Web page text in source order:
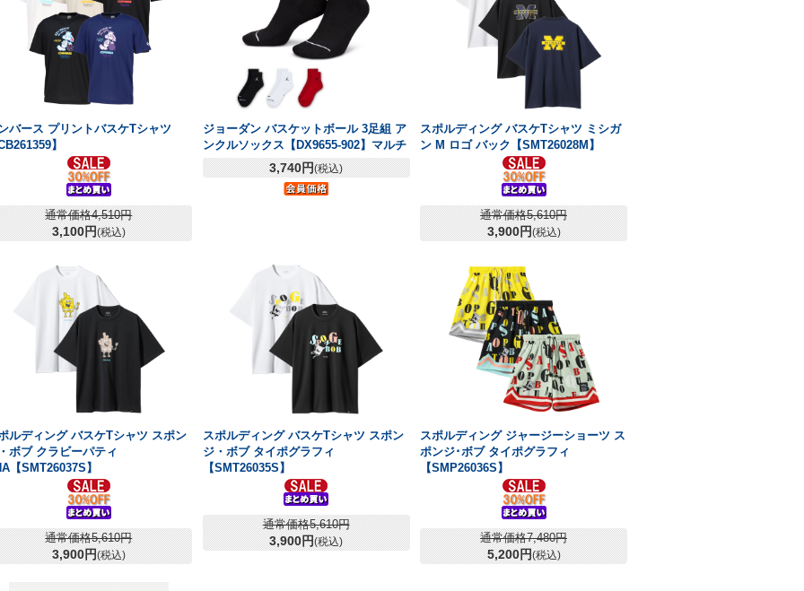
バース プリントバスケTシャツ
】
通常価格4,510円
3,100円(税込)
ジョーダン バスケットボール 3足組 ア
ンクルソックス【DX9655-902】マルチ
3,740円(税込)
スポルディング バスケTシャツ ミシガ
ン M ロゴ バック【SMT26028M】
通常価格5,610円
3,900円(税込)
ルディング バスケTシャツ スポン
ボブ クラビーパティ
【SMT26037S】
通常価格5,610円
3,900円(税込)
スポルディング バスケTシャツ スポン
ジ・ボブ タイポグラフィ
【SMT26035S】
通常価格5,610円
3,900円(税込)
スポルディング ジャージーショーツ ス
ポンジ･ボブ タイポグラフィ
【SMP26036S】
通常価格7,480円
5,200円(税込)